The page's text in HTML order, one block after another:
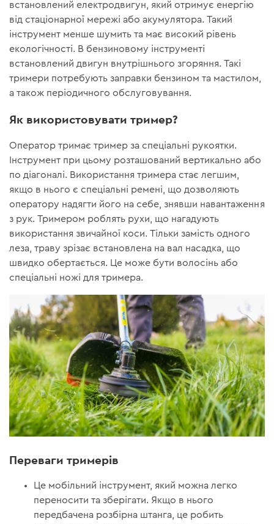
встановлений електродвигун, який отримує енергію
від стаціонарної мережі або акумулятора. Такий
інструмент менше шумить та має високий рівень
екологічності. В бензиновому інструменті
встановлений двигун внутрішнього згоряння. Такі
тримери потребують заправки бензином та мастилом,
а також періодичного обслуговування.
Як використовувати тример?
Оператор тримає тример за спеціальні рукоятки.
Інструмент при цьому розташований вертикально або
по діагоналі. Використання тримера стає легшим,
якщо в нього є спеціальні ремені, що дозволяють
оператору надягти його на себе, знявши навантаження
з рук. Тримером роблять рухи, що нагадують
використання звичайної коси. Тільки замість одного
леза, траву зрізає встановлена на вал насадка, що
швидко обертається. Це може бути волосінь або
спеціальні ножі для тримера.
Переваги тримерів
Це мобільний інструмент, який можна легко
переносити та зберігати. Якщо в нього
передбачена розбірна штанга, це робить